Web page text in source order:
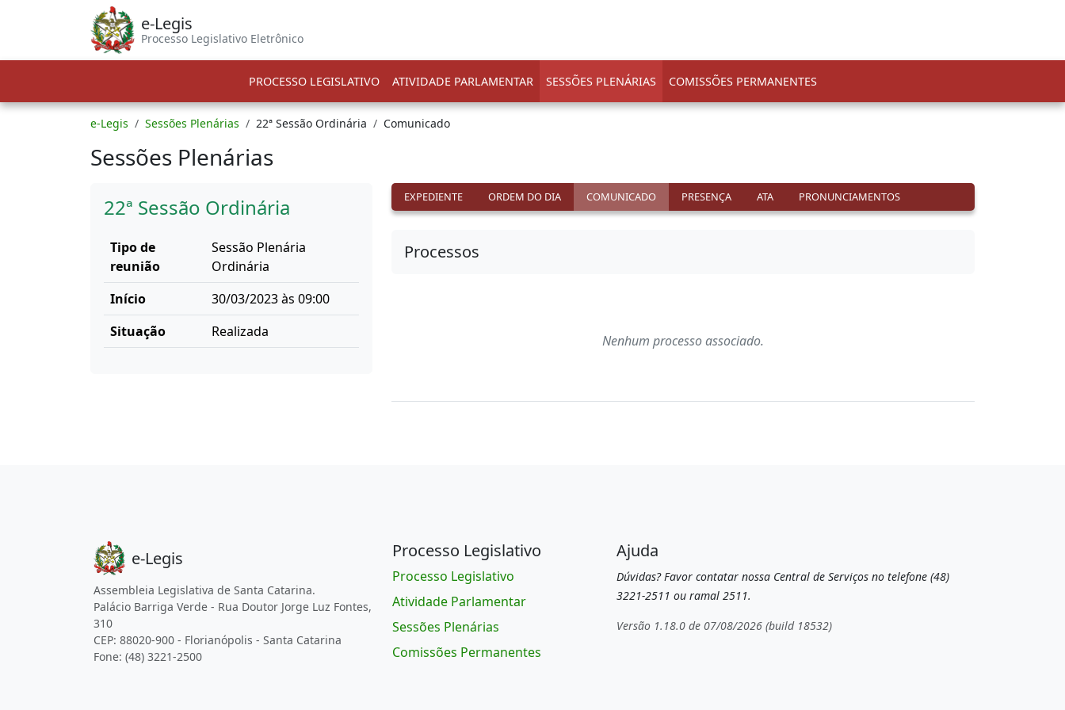
e-Legis
Processo Legislativo Eletrônico
PROCESSO LEGISLATIVO ATIVIDADE PARLAMENTAR SESSÕES PLENÁRIAS COMISSÕES PERMANENTES
e-Legis Sessões Plenárias 22ª Sessão Ordinária Comunicado
Sessões Plenárias
22ª Sessão Ordinária
Tipo de
reunião
Sessão Plenária
Ordinária
Início
30/03/2023 às 09:00
Situação
Realizada
EXPEDIENTE ORDEM DO DIA COMUNICADO PRESENÇA ATA PRONUNCIAMENTOS
Processos
Nenhum processo associado.
e-Legis
Assembleia Legislativa de Santa Catarina.
Palácio Barriga Verde - Rua Doutor Jorge Luz Fontes,
310
CEP: 88020-900 - Florianópolis - Santa Catarina
Fone: (48) 3221-2500
Processo Legislativo
Processo Legislativo
Atividade Parlamentar
Sessões Plenárias
Comissões Permanentes
Ajuda
Dúvidas? Favor contatar nossa Central de Serviços no telefone (48)
3221-2511 ou ramal 2511.
Versão 1.18.0 de 07/08/2026 (build 18532)